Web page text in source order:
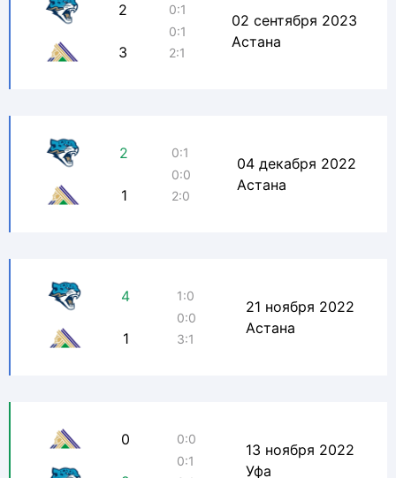
2
3
0:1
0:1
2:1
02 сентября 2023
Астана
2
1
0:1
0:0
2:0
04 декабря 2022
Астана
4
1
1:0
0:0
3:1
21 ноября 2022
Астана
0
0:0
0:1
13 ноября 2022
Уфа